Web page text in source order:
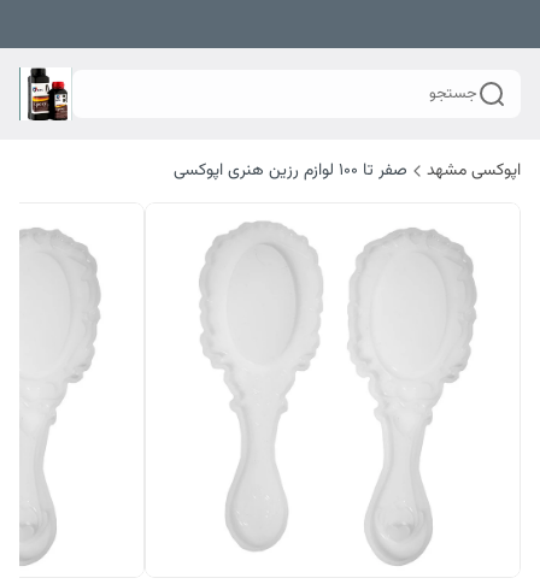
جستجو
اپوکسی مشهد صفر تا ۱۰۰ لوازم رزین هنری اپوکسی